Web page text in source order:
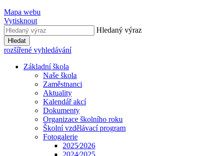
Mapa webu
Vytisknout
Hledaný výraz
Hledat
rozšířené vyhledávání
Základní škola
Naše škola
Zaměstnanci
Aktuality
Kalendář akcí
Dokumenty
Organizace školního roku
Školní vzdělávací program
Fotogalerie
2025⁄2026
2024⁄2025